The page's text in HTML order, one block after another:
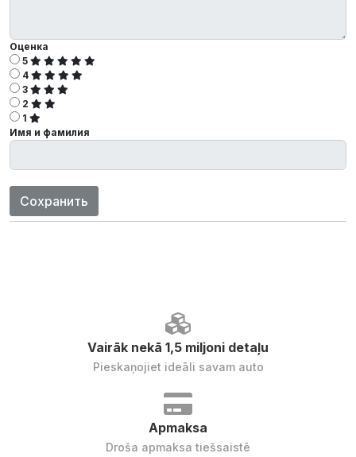
Оценка
5
4
3
2
1
Имя и фамилия
Сохранить
Vairāk nekā 1,5 miljoni detaļu
Pieskaņojiet ideāli savam auto
Apmaksa
Droša apmaksa tiešsaistē